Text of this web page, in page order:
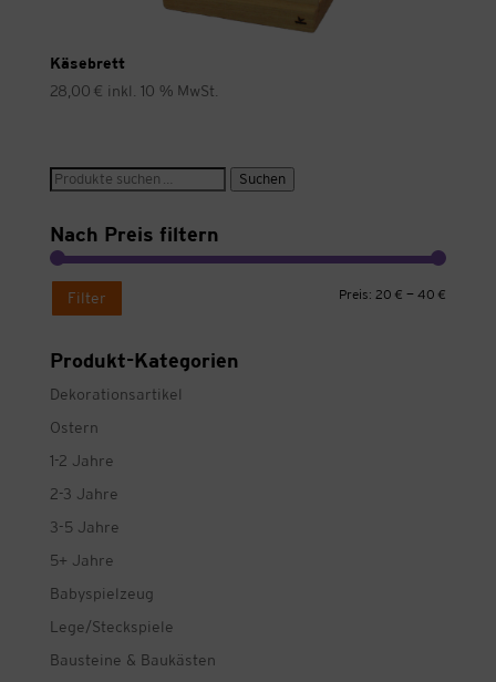
Käsebrett
28,00 € inkl. 10 % MwSt.
Suche
Suchen
Nach Preis filtern
Filter Preis: 20 € —40 €
Produkt-Kategorien
Dekorationsartikel
Ostern
1-2 Jahre
2-3 Jahre
3-5 Jahre
5+ Jahre
Babyspielzeug
Lege/Steckspiele
Bausteine & Baukästen